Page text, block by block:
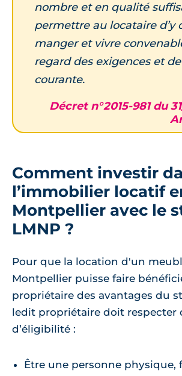
nombre et en qualité
permettre au locataire d’y
manger et vivre
regard des exigences et
courante.
Décret n°2015-981 du
Comment investir
l’immobilier locatif
Montpellier avec le
LMNP ?
Pour que la location d'un
Montpellier puisse faire
propriétaire des avantages du
ledit propriétaire doit respecter
d’éligibilité :
Être une personne physique,